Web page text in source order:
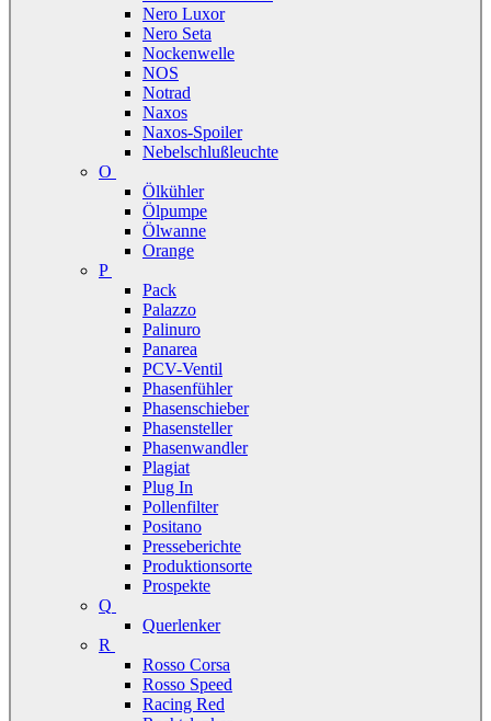
Nero Luxor
Nero Seta
Nockenwelle
NOS
Notrad
Naxos
Naxos-Spoiler
Nebelschlußleuchte
O
Ölkühler
Ölpumpe
Ölwanne
Orange
P
Pack
Palazzo
Palinuro
Panarea
PCV-Ventil
Phasenfühler
Phasenschieber
Phasensteller
Phasenwandler
Plagiat
Plug In
Pollenfilter
Positano
Presseberichte
Produktionsorte
Prospekte
Q
Querlenker
R
Rosso Corsa
Rosso Speed
Racing Red